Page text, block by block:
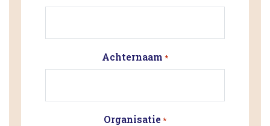
Achternaam *
Organisatie*